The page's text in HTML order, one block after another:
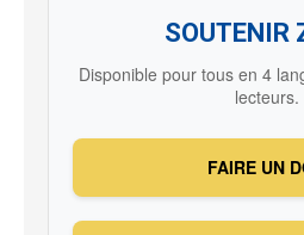
SOUTENIR
Disponible pour tous en 4
lecteurs.
FAIRE UN